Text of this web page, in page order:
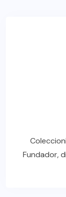
Fundador,